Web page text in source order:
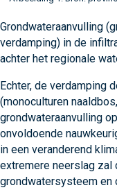
Grondwateraanvulling
verdamping) in de
achter het regionale
Echter, de verdamping
(monoculturen
grondwateraanvulling
onvoldoende
in een veranderend
extremere neerslag zal
grondwatersysteem en